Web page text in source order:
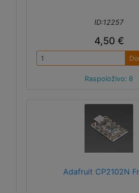
ID:12257
4,50 €
Raspoloživo: 8
Adafruit CP2102N